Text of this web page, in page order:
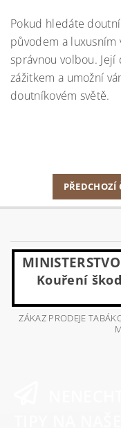
Pokud hledáte
původem a luxusním
správnou volbou.
zážitkem a umožní
doutníkovém světě.
PŘEDCHOZÍ
Kouření
ZÁKAZ PRODEJE